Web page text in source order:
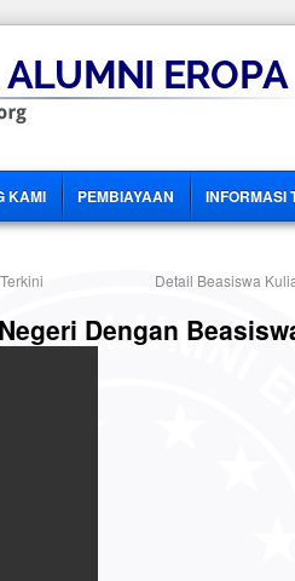
KAMI PEMBIAYAAN INFORMASI
Detail Beasiswa
Dengan